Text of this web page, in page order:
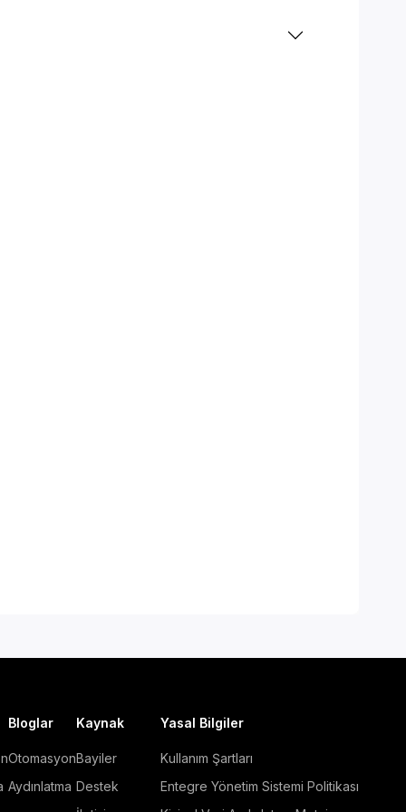
Bloglar
Otomasyon
Aydınlatma
Kaynak
Bayiler
Destek
Yasal Bilgiler
Kullanım Şartları
Entegre Yönetim Sistemi Politikası